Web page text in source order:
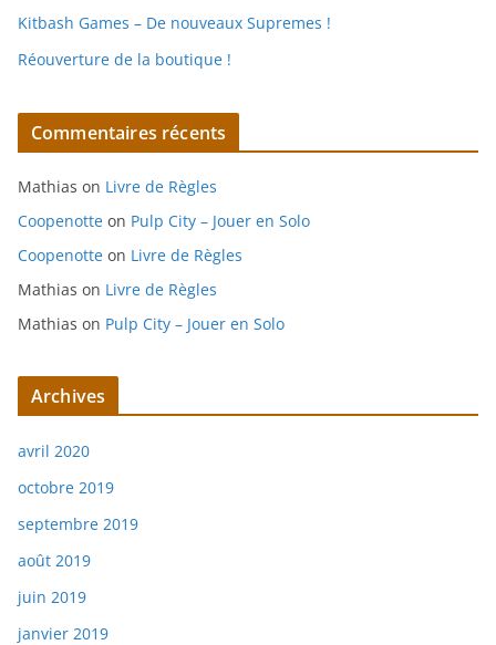
Kitbash Games – De nouveaux Supremes !
Réouverture de la boutique !
Commentaires récents
Mathias on Livre de Règles
Coopenotte on Pulp City – Jouer en Solo
Coopenotte on Livre de Règles
Mathias on Livre de Règles
Mathias on Pulp City – Jouer en Solo
Archives
avril 2020
octobre 2019
septembre 2019
août 2019
juin 2019
janvier 2019